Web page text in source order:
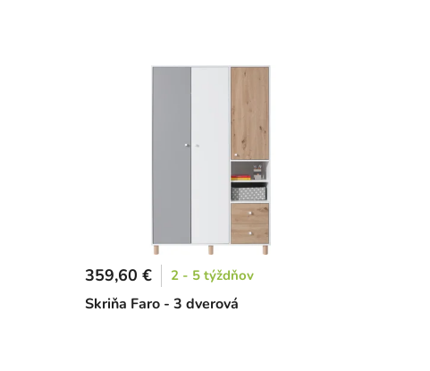
Skriňa Faro - 3 dverová
359,60 € 2 - 5 týždňov